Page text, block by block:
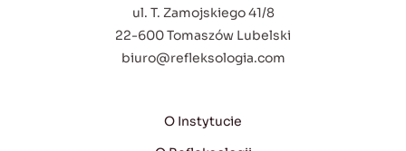
ul. T. Zamojskiego 41/8
22-600 Tomaszów Lubelski
biuro@refleksologia.com
O Instytucie